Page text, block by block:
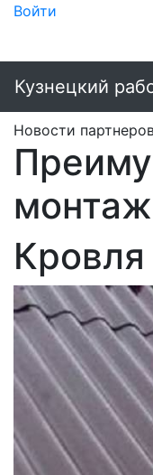
Войти
Кузнецкий
Новости